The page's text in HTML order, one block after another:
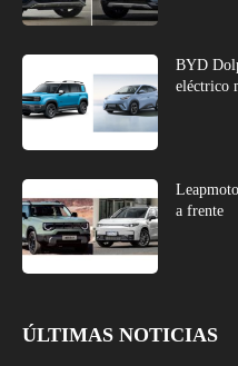
BYD
eléctrico
a frente
ÚLTIMAS NOTICIAS